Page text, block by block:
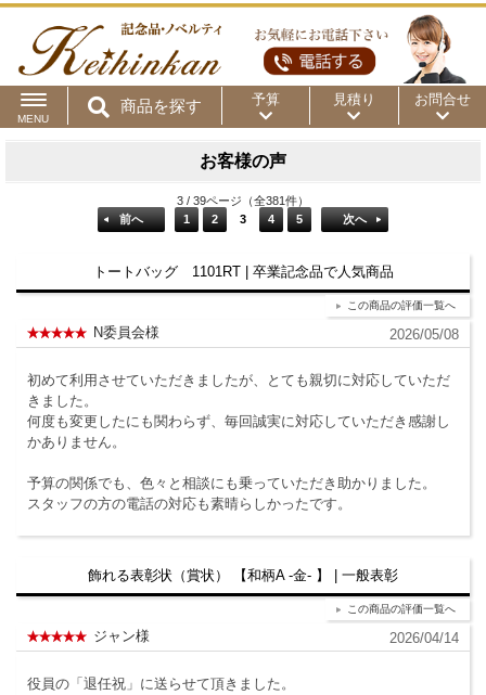
MENU
商品を探す 予算
商品カテゴリ
～50円 ～100円
～300円 ～500円
～2,000円 ～5,000円 ～10,000円
～15,000円 ～30,000円
～50,000円 50,001円～
見積り お問合せ
お客様の声
3 / 39ページ（全381件）
前へ
1 2 3 4 5 次へ
トートバッグ 1101RT | 卒業記念品で人気商品
この商品の評価一覧へ
N委員会様 2026/05/08
初めて利用させていただきましたが、とても親切に対応していただ
きました。
何度も変更したにも関わらず、毎回誠実に対応していただき感謝し
かありません。
予算の関係でも、色々と相談にも乗っていただき助かりました。
スタッフの方の電話の対応も素晴らしかったです。
飾れる表彰状（賞状） 【和柄A -金- 】 | 一般表彰
この商品の評価一覧へ
ジャン様 2026/04/14
役員の「退任祝」に送らせて頂きました。